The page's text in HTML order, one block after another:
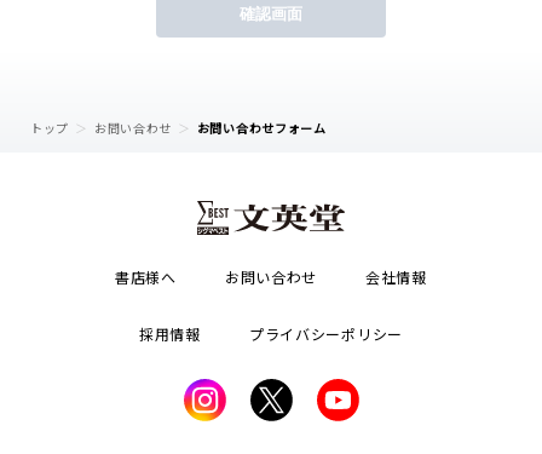
トップ お問い合わせ お問い合わせフォーム
書店様へ お問い合わせ 会社情報
採用情報 プライバシーポリシー